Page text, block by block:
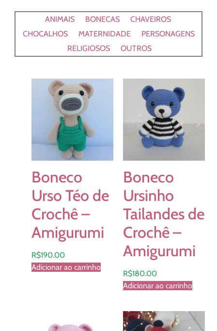
ANIMAIS BONECAS
CHAVEIROS
CHOCALHOS
MATERNIDADE
PERSONAGENS
RELIGIOSOS
OUTROS
Boneco
Urso Téo de
Crochê –
Amigurumi
R$190.00
Adicionar ao carrinho
Boneco
Ursinho
Tailandes de
Crochê –
Amigurumi
R$180.00
Adicionar ao carrinho